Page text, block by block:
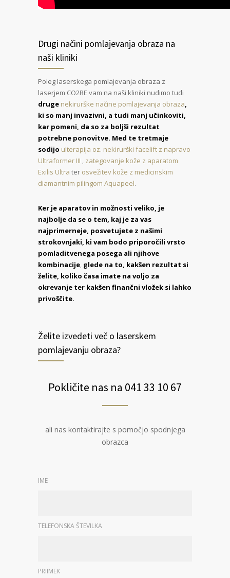
Drugi načini pomlajevanja obraza na
naši kliniki
Poleg laserskega pomlajevanja obraza z
laserjem CO2RE vam na naši kliniki nudimo tudi
druge nekirurške načine pomlajevanja obraza
ki so manj invazivni, a tudi manj učinkoviti,
kar pomeni, da so za boljši rezultat
potrebne ponovitve. Med te tretmaje
sodijo ulterapija oz. nekirurški facelift z napravo
Ultraformer III
zategovanje kože z aparatom
Exilis Ultra ter osvežitev kože z medicinskim
diamantnim pilingom Aquapeel.
Ker je aparatov in možnosti veliko, je
najbolje da se o tem, kaj je za vas
najprimerneje, posvetujete z našimi
strokovnjaki, ki vam bodo priporočili vrsto
pomladitvenega posega ali njihove
kombinacije glede na to, kakšen rezultat si
želite, koliko časa imate na voljo za
okrevanje ter kakšen finančni vložek si lahko
privoščite.
Želite izvedeti več o laserskem
pomlajevanju obraza?
Pokličite nas na 041 33 10 67
ali nas kontaktirajte s pomočjo spodnjega
obrazca
IME
TELEFONSKA ŠTEVILKA
PRIIMEK